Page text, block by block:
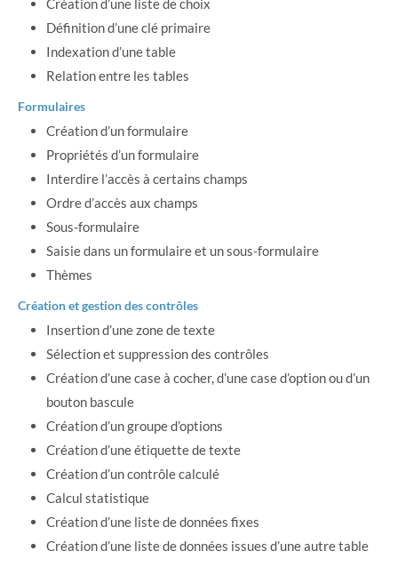
Création d’une liste de choix
Définition d’une clé primaire
Indexation d’une table
Relation entre les tables
Formulaires
Création d’un formulaire
Propriétés d’un formulaire
Interdire l’accès à certains champs
Ordre d’accès aux champs
Sous-formulaire
Saisie dans un formulaire et un sous-formulaire
Thèmes
Création et gestion des contrôles
Insertion d’une zone de texte
Sélection et suppression des contrôles
Création d’une case à cocher, d’une case d’option ou d’un
bouton bascule
Création d’un groupe d’options
Création d’une étiquette de texte
Création d’un contrôle calculé
Calcul statistique
Création d’une liste de données fixes
Création d’une liste de données issues d’une autre table